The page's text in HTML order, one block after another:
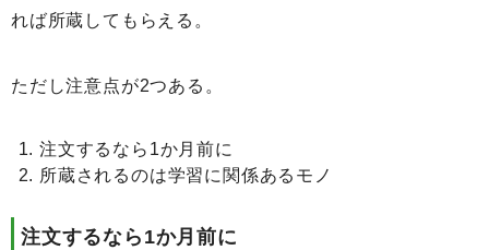
れば所蔵してもらえる。
ただし注意点が2つある。
注文するなら1か月前に
所蔵されるのは学習に関係あるモノ
注文するなら1か月前に